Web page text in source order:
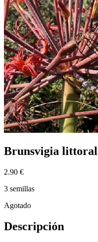
Brunsvigia
2.90 €
3 semillas
Agotado
Descripción